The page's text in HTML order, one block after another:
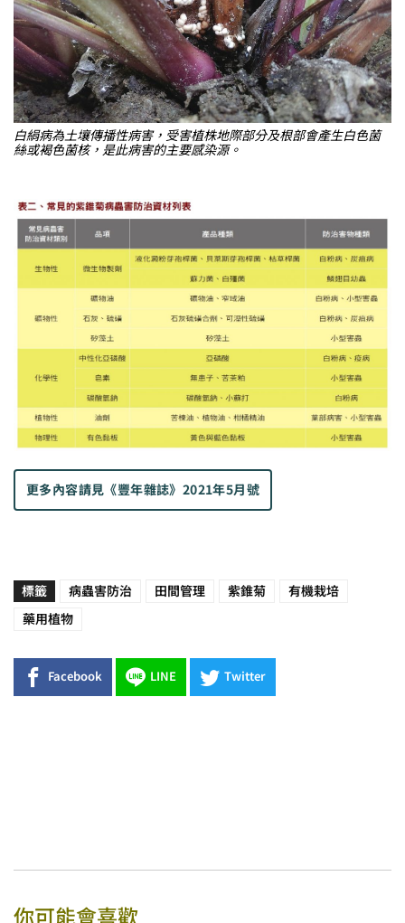
白絹病為土壤傳播性病害，受害植株地際部分及根部會產生白色菌
絲或褐色菌核，是此病害的主要感染源。
更多內容請見《豐年雜誌》2021年5月號
標籤 病蟲害防治 田間管理 紫錐菊 有機栽培
藥用植物
Facebook LINE Twitter